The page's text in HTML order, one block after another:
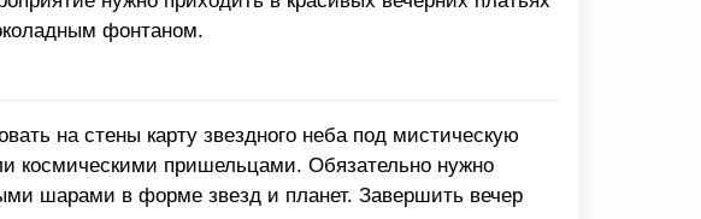
фонтаном.
на стены карту звездного неба под мистическую
космическими пришельцами. Обязательно нужно
шарами в форме звезд и планет. Завершить вечер